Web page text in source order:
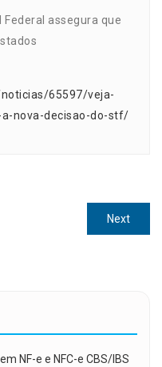
assegura que
65597/veja-
nova-decisao-do-stf/
NextNext
post:
NF-e e NFC-e CBS/IBS